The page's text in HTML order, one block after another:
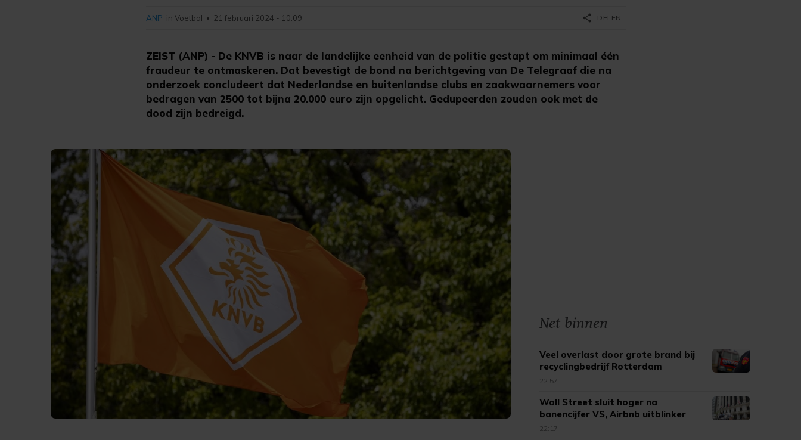
ZEIST (ANP) - De KNVB is naar de landelijke eenheid van de politie gestapt om minimaal één
fraudeur te ontmaskeren. Dat bevestigt de bond na berichtgeving van De Telegraaf die na
onderzoek concludeert dat Nederlandse en buitenlandse clubs en zaakwaarnemers voor
bedragen van 2500 tot bijna 20.000 euro zijn opgelicht. Gedupeerden zouden ook met de
dood zijn bedreigd.
ANP in Voetbal • 21 februari 2024 - 10:09 share DELEN
Net binnen
Veel overlast door grote brand bij
recyclingbedrijf Rotterdam
22:57
Wall Street sluit hoger na
banencijfer VS, Airbnb uitblinker
22:17